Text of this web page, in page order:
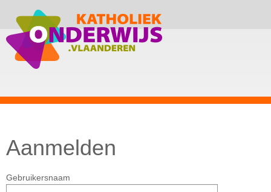
Aanmelden
Gebruikersnaam